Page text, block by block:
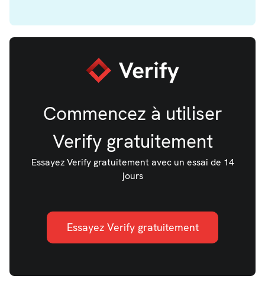
Commencez à utiliser
Verify gratuitement
Essayez Verify gratuitement avec un essai de 14
jours
Essayez Verify gratuitement